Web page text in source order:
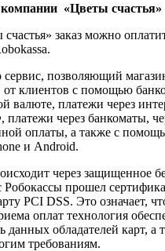
«Цветы счастья»
заказ можно
позволяющий
клиентов с помощью
валюте, платежи через
через банкоматы,
оплаты, а также с
и Android.
через защищенное
Робокассы прошел
PCI DSS. Это означает,
оплат технология
данных обладателей карт, а
требованиям.